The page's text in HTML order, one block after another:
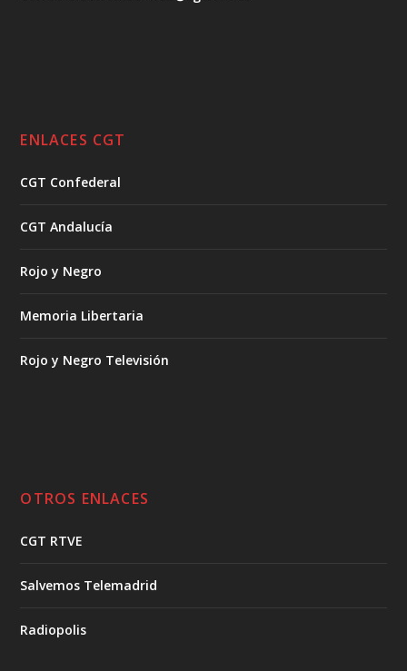
ENLACES CGT
CGT Confederal
CGT Andalucía
Rojo y Negro
Memoria Libertaria
Rojo y Negro Televisión
OTROS ENLACES
CGT RTVE
Salvemos Telemadrid
Radiopolis